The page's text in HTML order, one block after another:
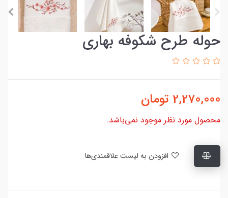
حوله طرح شکوفه بهاری
2,270,000 تومان
محصول مورد نظر موجود نمی‌باشد.